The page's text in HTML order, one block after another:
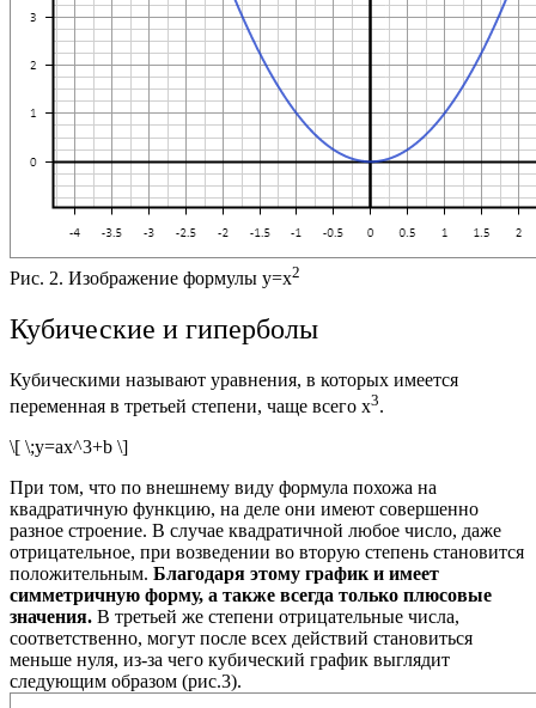
Рис. 2. Изображение формулы y=x2
Кубические и гиперболы
Кубическими называют уравнения, в которых имеется
переменная в третьей степени, чаще всего x3.
\[ \;y=ax^3+b \]
При том, что по внешнему виду формула похожа на
квадратичную функцию, на деле они имеют совершенно
разное строение. В случае квадратичной любое число, даже
отрицательное, при возведении во вторую степень становится
положительным. Благодаря этому график и имеет
симметричную форму, а также всегда только плюсовые
значения. В третьей же степени отрицательные числа,
соответственно, могут после всех действий становиться
меньше нуля, из-за чего кубический график выглядит
следующим образом (рис.3).